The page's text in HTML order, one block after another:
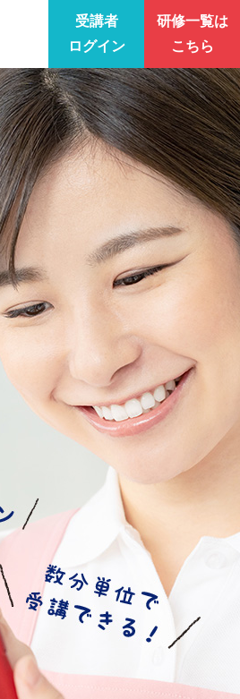
受講者
ログイン
研修一覧は
こちら